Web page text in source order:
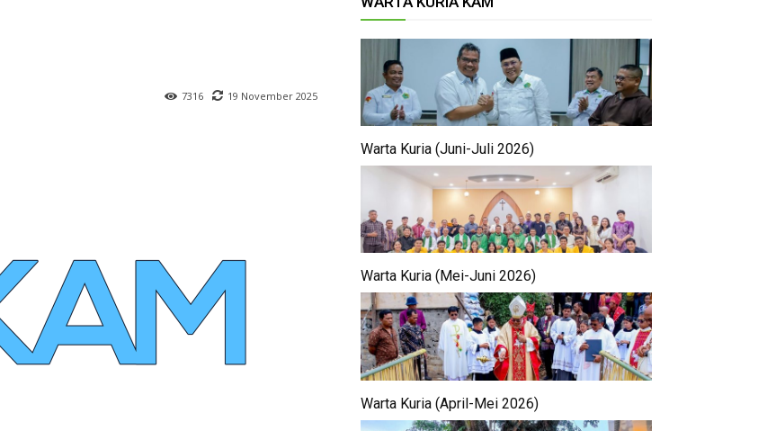
19 November 2025
7316
Warta Kuria (Juni-Juli 2026)
Warta Kuria (Mei-Juni 2026)
Warta Kuria (April-Mei 2026)